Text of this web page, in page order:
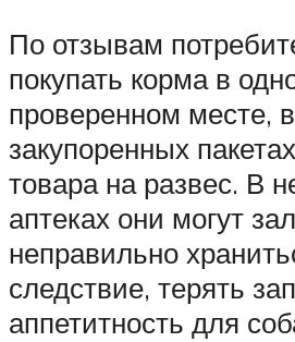
По отзывам
покупать корма в
проверенном месте, в
закупоренных
товара на развес. В
аптеках они могут
неправильно
следствие, терять
аппетитность для